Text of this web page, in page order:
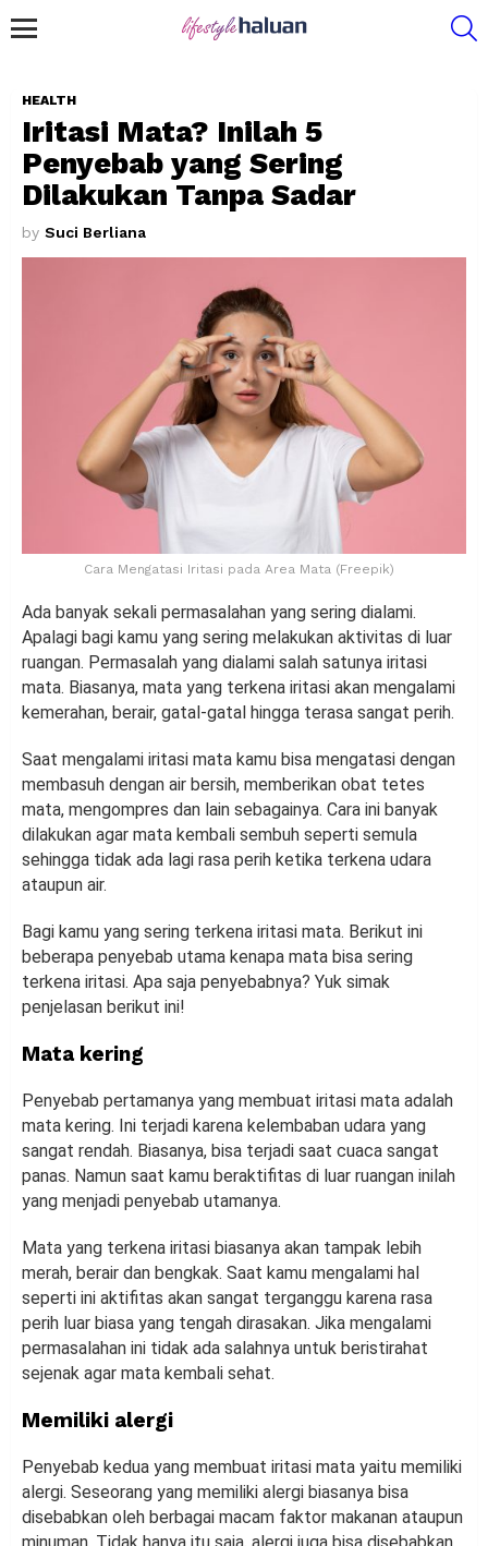
HEALTH
Iritasi Mata? Inilah 5
Penyebab yang Sering
Dilakukan Tanpa Sadar
by Suci Berliana
Cara Mengatasi Iritasi pada Area Mata (Freepik)
Ada banyak sekali permasalahan yang sering dialami.
Apalagi bagi kamu yang sering melakukan aktivitas di luar
ruangan. Permasalah yang dialami salah satunya iritasi
mata. Biasanya, mata yang terkena iritasi akan mengalami
kemerahan, berair, gatal-gatal hingga terasa sangat perih.
Saat mengalami iritasi mata kamu bisa mengatasi dengan
membasuh dengan air bersih, memberikan obat tetes
mata, mengompres dan lain sebagainya. Cara ini banyak
dilakukan agar mata kembali sembuh seperti semula
sehingga tidak ada lagi rasa perih ketika terkena udara
ataupun air.
Bagi kamu yang sering terkena iritasi mata. Berikut ini
beberapa penyebab utama kenapa mata bisa sering
terkena iritasi. Apa saja penyebabnya? Yuk simak
penjelasan berikut ini!
Mata kering
Penyebab pertamanya yang membuat iritasi mata adalah
mata kering. Ini terjadi karena kelembaban udara yang
sangat rendah. Biasanya, bisa terjadi saat cuaca sangat
panas. Namun saat kamu beraktifitas di luar ruangan inilah
yang menjadi penyebab utamanya.
Mata yang terkena iritasi biasanya akan tampak lebih
merah, berair dan bengkak. Saat kamu mengalami hal
seperti ini aktifitas akan sangat terganggu karena rasa
perih luar biasa yang tengah dirasakan. Jika mengalami
permasalahan ini tidak ada salahnya untuk beristirahat
sejenak agar mata kembali sehat.
Memiliki alergi
Penyebab kedua yang membuat iritasi mata yaitu memiliki
alergi. Seseorang yang memiliki alergi biasanya bisa
disebabkan oleh berbagai macam faktor makanan ataupun